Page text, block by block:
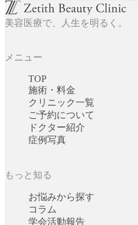
美容医療で、人生を明るく。
メニュー
TOP
施術・料金
クリニック一覧
ご予約について
ドクター紹介
症例写真
もっと知る
お悩みから探す
コラム
学会活動報告